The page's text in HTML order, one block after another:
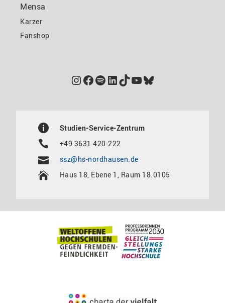
Mensa
Karzer
Fanshop
Instagram
Facebook
Spotify
LinkedIn
TikTok
YouTube
Bluesky
Studien-Service-Zentrum
+49 3631 420-222
ssz@hs-nordhausen.de
Haus 18, Ebene 1, Raum 18.0105